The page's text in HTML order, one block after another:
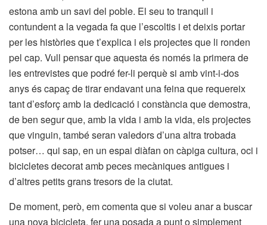
estona amb un savi del poble. El seu to tranquil i
contundent a la vegada fa que l’escoltis i et deixis portar
per les històries que t’explica i els projectes que li ronden
pel cap. Vull pensar que aquesta és només la primera de
les entrevistes que podré fer-li perquè si amb vint-i-dos
anys és capaç de tirar endavant una feina que requereix
tant d’esforç amb la dedicació i constància que demostra,
de ben segur que, amb la vida i amb la vida, els projectes
que vinguin, també seran valedors d’una altra trobada
potser… qui sap, en un espai diàfan on càpiga cultura, oci i
bicicletes decorat amb peces mecàniques antigues i
d’altres petits grans tresors de la ciutat.
De moment, però, em comenta que si voleu anar a buscar
una nova bicicleta, fer una posada a punt o simplement